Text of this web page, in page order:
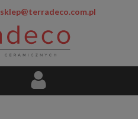
sklep@terradeco.com.pl